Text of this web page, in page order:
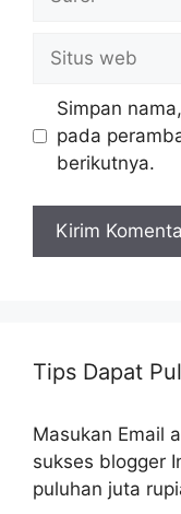
Situs
web
Simpan
pada
berikutnya.
Tips Dapat
Masukan Email
sukses blogger
puluhan juta